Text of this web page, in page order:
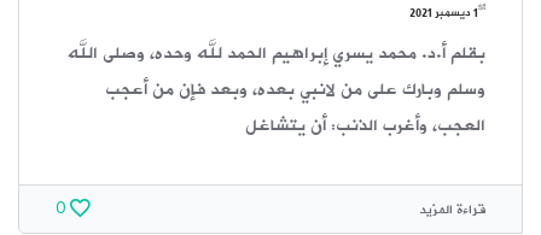
1st ديسمبر 2021
بقلم أ.د. محمد يسري إبراهيم الحمد لله وحده، وصلى الله
وسلم وبارك على من لانبي بعده، وبعد فإن من أعجب
العجب، وأغرب الذنب: أن يتشاغل
قراءة المزيد 0